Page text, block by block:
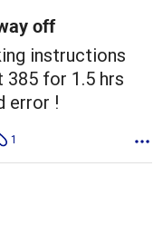
off
instructions
for 1.5 hrs
error !
1